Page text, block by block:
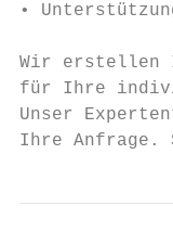
•
Wir erstellen
für Ihre
Unser
Ihre